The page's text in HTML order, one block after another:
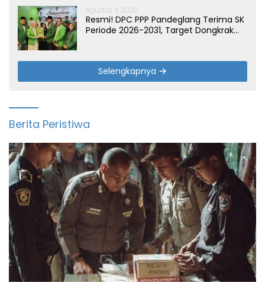
Agustus 4, 2026
Resmi! DPC PPP Pandeglang Terima SK
Periode 2026-2031, Target Dongkrak
Selengkapnya
Berita Peristiwa